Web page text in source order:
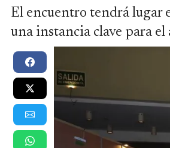
El encuentro tendrá lugar
una instancia clave para